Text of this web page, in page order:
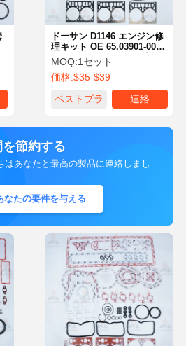
ドーサン D1146 エンジン修
理キット OE 65.03901-0092
DX420LC/DX480LC 掘削機
用 ドーサン・エグババタ
ー・エンジン・パーツ
MOQ:1セット
価格:$35-$39
ベストプラ
連絡
を節約する
はあなたと最高の製品に連絡しまし
なたの要件を与える